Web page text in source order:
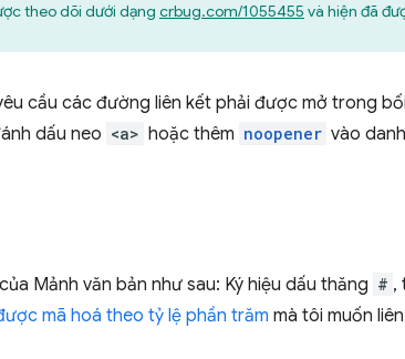
theo dõi dưới dạng crbug.com/1055455 và hiện đã
cầu các đường liên kết phải được mở trong
dấu neo <a> hoặc thêm noopener vào
Mảnh văn bản như sau: Ký hiệu dấu thăng # ,
mã hoá theo tỷ lệ phần trăm mà tôi muốn